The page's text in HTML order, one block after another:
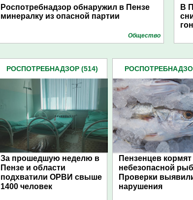
Роспотребнадзор обнаружил в Пензе
минералку из опасной партии
Общество
В
РОСПОТРЕБНАДЗОР (514)
За прошедшую неделю в
Пензе и области
подхватили ОРВИ свыше
1400 человек
Пензенцев кормят
небезопасной
Проверки
нарушения